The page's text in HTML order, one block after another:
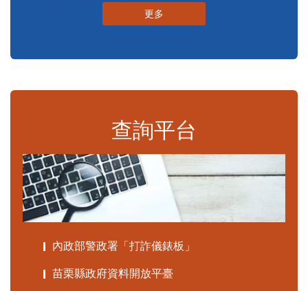
更多
查詢平台
內政部警政署「打詐儀錶板」
苗栗縣政府資料開放平臺